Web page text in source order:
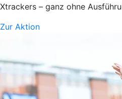
Xtrackers – ganz ohne
Zur Aktion